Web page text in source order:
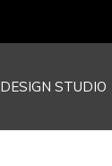
DESIGN STUDIO